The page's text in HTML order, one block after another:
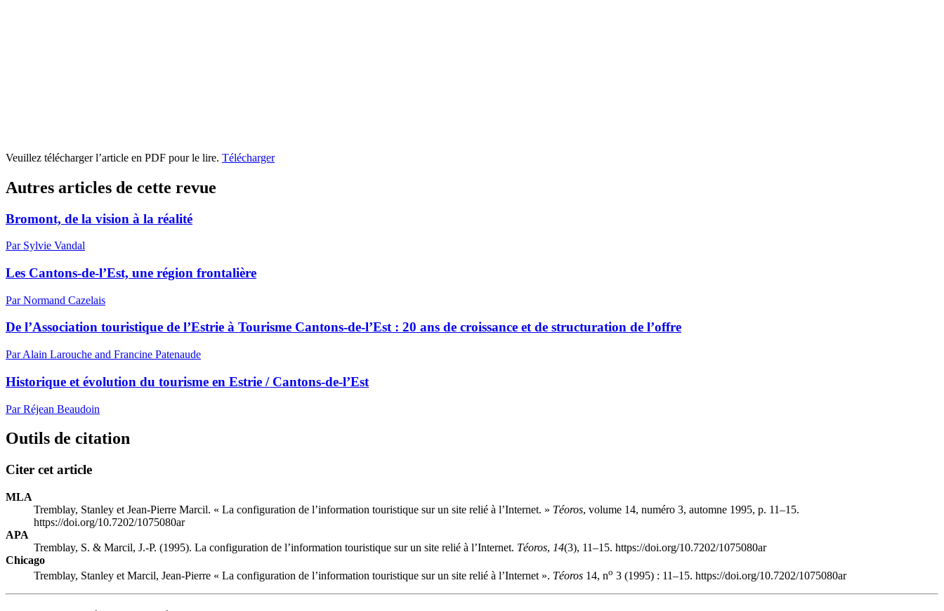
Veuillez télécharger l’article en PDF pour le lire. Télécharger
Autres articles de cette revue
Bromont, de la vision à la réalité
Par Sylvie Vandal
Les Cantons-de-l’Est, une région frontalière
Par Normand Cazelais
De l’Association touristique de l’Estrie à Tourisme Cantons-de-l’Est : 20 ans de croissance et de structuration de l’offre
Par Alain Larouche and Francine Patenaude
Historique et évolution du tourisme en Estrie / Cantons-de-l’Est
Par Réjean Beaudoin
Outils de citation
Citer cet article
MLA
Tremblay, Stanley et Jean-Pierre Marcil. « La configuration de l’information touristique sur un site relié à l’Internet. » Téoros, volume 14, numéro 3, automne 1995, p. 11–15.
https://doi.org/10.7202/1075080ar
APA
Tremblay, S. & Marcil, J.-P. (1995). La configuration de l’information touristique sur un site relié à l’Internet. Téoros, 14(3), 11–15. https://doi.org/10.7202/1075080ar
Chicago
Tremblay, Stanley et Marcil, Jean-Pierre « La configuration de l’information touristique sur un site relié à l’Internet ». Téoros 14, no 3 (1995) : 11–15. https://doi.org/10.7202/1075080ar